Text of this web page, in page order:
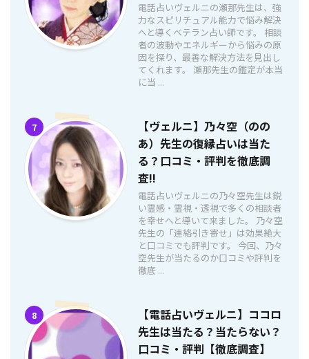
電話占いヴェルニの瀬那先生は、強
力なスピリチュアル能力で悩み解決
へと導くベテラン占い師です。 相談
者の波動やエネルギーから悩みの原
因を探り、最善な解決方法を見出し
てくれます。 瀬那先生の鑑定が本当
に当 ...
7
【ヴェルニ】乃々空（のの
あ）先生の復縁占いは当た
る？口コミ・評判を徹底調
査!!
電話占いヴェルニの乃々空先生は鋭
い霊感・霊視・透視で多くの相談者
を幸せへと導いて来ました。 乃々空
先生の「連絡引き寄せ」は効果絶大
と口コミでも評判です。 今回、乃々
空先生が当たるのか口コミや評判を
徹底 ...
8
【電話占いヴェルニ】ココロ
先生は当たる？当たらない？
口コミ・評判【徹底調査】